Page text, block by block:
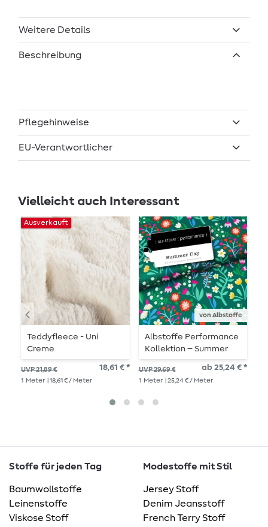
Weitere Details
Beschreibung
Pflegehinweise
EU-Verantwortlicher
Vielleicht auch Interessant
Ausverkauft
Teddyfleece - Uni
Creme
UVP 21,89 € 18,61 € *
1 Meter | 18,61 € / Meter
von Albstoffe
Albstoffe Performance
Kollektion – Summer
Day Grün
UVP 29,69 € ab 25,24 € *
1 Meter | 25,24 € / Meter
Stoffe für jeden Tag
Baumwollstoffe
Leinenstoffe
Viskose Stoff
Modestoffe mit Stil
Jersey Stoff
Denim Jeansstoff
French Terry Stoff